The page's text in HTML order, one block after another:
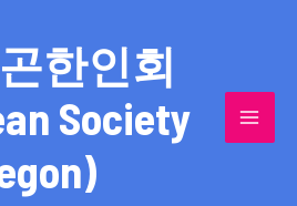
한인회
Society
품고 동포사회를 섬겨온